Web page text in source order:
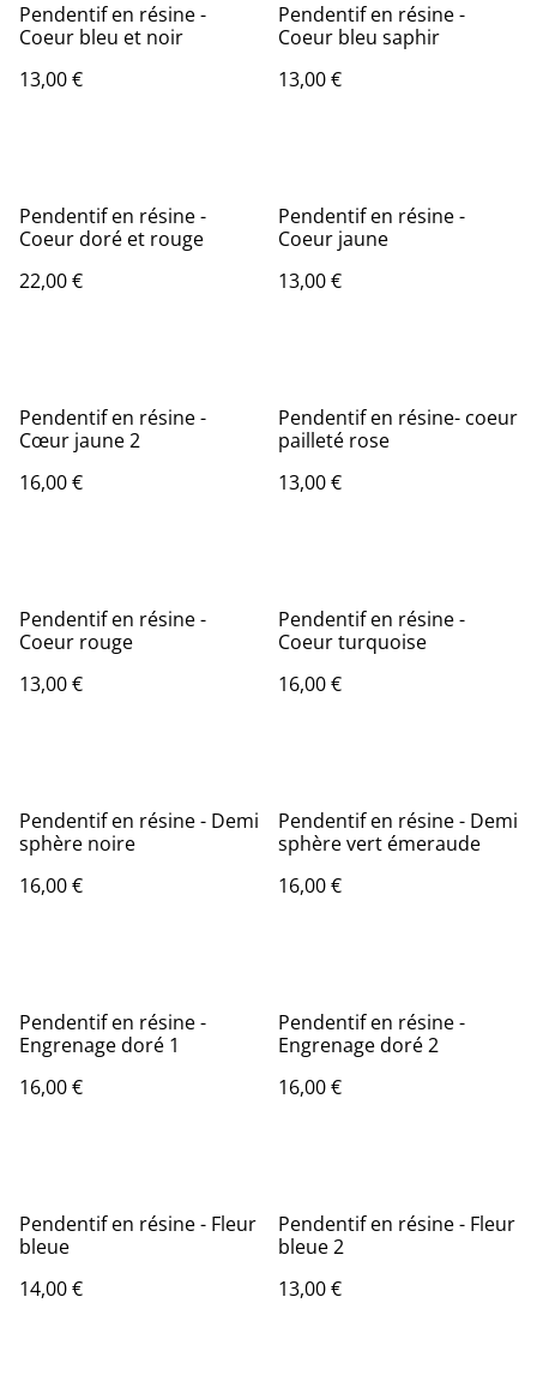
Pendentif en résine -
Coeur bleu et noir
13,00 €
Pendentif en résine -
Coeur bleu saphir
13,00 €
Pendentif en résine -
Coeur doré et rouge
22,00 €
Pendentif en résine -
Coeur jaune
13,00 €
Pendentif en résine -
Cœur jaune 2
16,00 €
Pendentif en résine- coeur
pailleté rose
13,00 €
Pendentif en résine -
Coeur rouge
13,00 €
Pendentif en résine -
Coeur turquoise
16,00 €
Pendentif en résine - Demi
sphère noire
16,00 €
Pendentif en résine - Demi
sphère vert émeraude
16,00 €
Pendentif en résine -
Engrenage doré 1
16,00 €
Pendentif en résine -
Engrenage doré 2
16,00 €
Pendentif en résine - Fleur
bleue
14,00 €
Pendentif en résine - Fleur
bleue 2
13,00 €